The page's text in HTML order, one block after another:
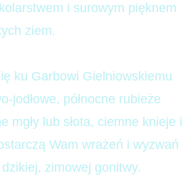
i surowym pięknem
ziem.
ku Garbowi Gielniowskiemu
jodłowe, północne rubieże
mgły lub słota, ciemne knieje i
Wam wrażeń i wyzwań
zimowej gonitwy.